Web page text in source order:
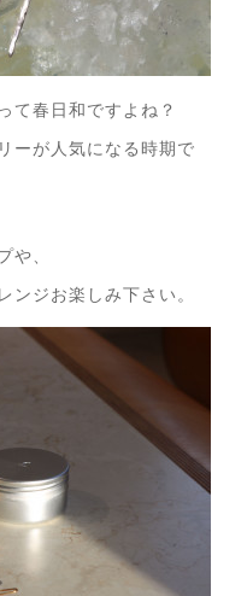
て春日和ですよね？
ーが人気になる時期で
、
ジお楽しみ下さい。